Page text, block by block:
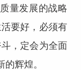
量发展的战略
要好，必须有
，定会为全面
辉煌。